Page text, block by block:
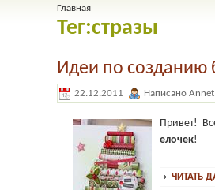
Главная
Тег:стразы
Идеи по созданию
22.12.2011 Написано Annet
Привет!
елочек!
ЧИТАТЬ